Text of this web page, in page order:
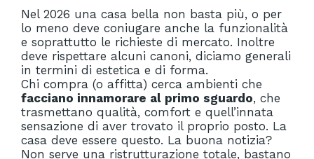
Nel 2026 una casa bella non basta più, o per
lo meno deve coniugare anche la funzionalità
e soprattutto le richieste di mercato. Inoltre
deve rispettare alcuni canoni, diciamo generali
in termini di estetica e di forma.
Chi compra (o affitta) cerca ambienti che
facciano innamorare al primo sguardo, che
trasmettano qualità, comfort e quell’innata
sensazione di aver trovato il proprio posto. La
casa deve essere questo. La buona notizia?
Non serve una ristrutturazione totale, bastano